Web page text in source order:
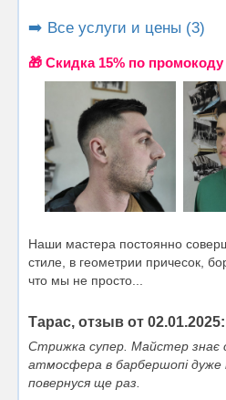
➡️ Все услуги и цены (3)
🎁 Cкидка 15% по
Наши мастера постоянно
стиле, в геометрии причесок,
что мы не просто...
Тарас, отзыв от 02.01.2025:
Стрижка супер. Майстер знає
атмосфера в барбершопі дуже
повернуся ще раз.